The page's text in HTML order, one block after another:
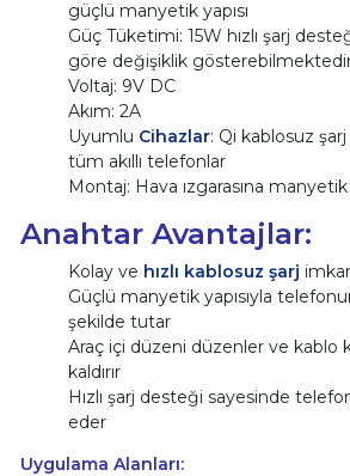
güçlü manyetik yapısı
Güç Tüketimi: 15W hızlı şarj
göre değişiklik
Voltaj: 9V DC
Akım: 2A
Uyumlu Cihazlar: Qi kablosuz
tüm akıllı telefonlar
Montaj: Hava ızgarasına
Anahtar Avantajlar:
Kolay ve hızlı kablosuz şarj
Güçlü manyetik yapısıyla
şekilde tutar
Araç içi düzeni düzenler ve kablo
kaldırır
Hızlı şarj desteği sayesinde
eder
Uygulama Alanları: